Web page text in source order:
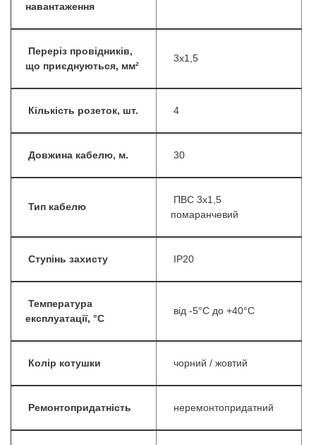
навантаження
Переріз провідників,
що приєднуються, мм²
3х1,5
Кількість розеток, шт. 4
Довжина кабелю, м. 30
Тип кабелю
ПВС 3х1,5
помаранчевий
Ступінь захисту IP20
Температура
експлуатації, °С
від -5°C до +40°C
Колір котушки чорний / жовтий
Ремонтопридатність неремонтопридатний